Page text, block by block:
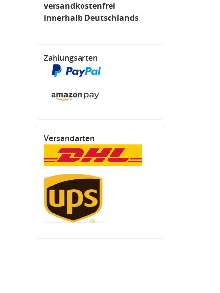
versandkostenfrei
innerhalb Deutschlands
Zahlungsarten
Versandarten